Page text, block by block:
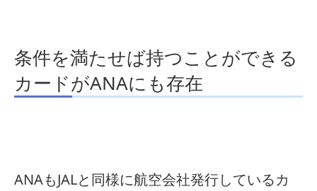
条件を満たせば持つことができる
カードがANAにも存在
ANAもJALと同様に航空会社発行しているカ